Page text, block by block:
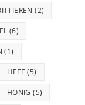
(2)
(6)
(1)
HEFE (5)
HONIG (5)